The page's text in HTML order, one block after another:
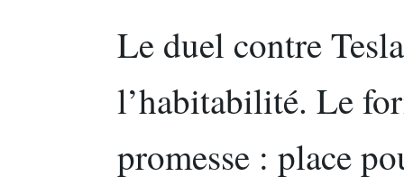
Le duel contre
l’habitabilité. Le
promesse : place